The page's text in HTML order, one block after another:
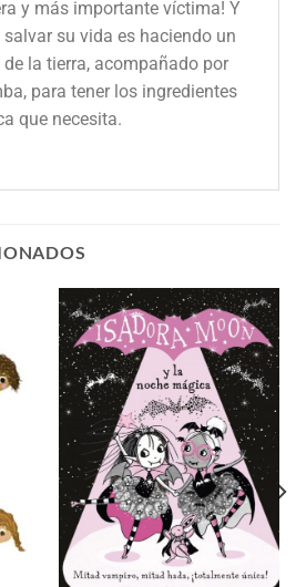
y más importante víctima! Y
salvar su vida es haciendo un
la tierra, acompañado por
para tener los ingredientes
que necesita.